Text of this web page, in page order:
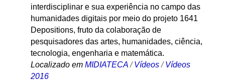
interdisciplinar e sua experiência no campo das
humanidades digitais por meio do projeto 1641
Depositions, fruto da colaboração de
pesquisadores das artes, humanidades, ciência,
tecnologia, engenharia e matemática.
Localizado em MIDIATECA /Vídeos /Vídeos
2016